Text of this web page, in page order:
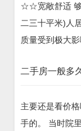
☆☆宽敞舒适 够
二三十平米)人
质量受到极大
二手房一般多
主要还是看价
手的。 当时院